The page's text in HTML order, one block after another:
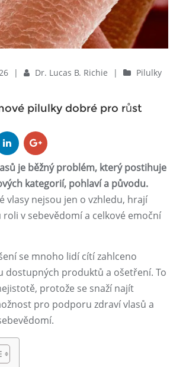
| Dr. Lucas B. Richie |
Pilulky
pilulky dobré pro růst
je běžný problém, který postihuje
kategorií, pohlaví a původu.
vlasy nejsou jen o vzhledu, hrají
v sebevědomí a celkové emoční
se mnoho lidí cítí zahlceno
dostupných produktů a ošetření. To
protože se snaží najít
pro podporu zdraví vlasů a